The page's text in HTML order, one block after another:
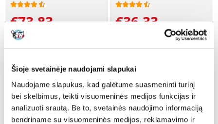
Šioje svetainėje naudojami slapukai
Naudojame slapukus, kad galėtume suasmeninti turinį
bei skelbimus, teikti visuomeninės medijos funkcijas ir
analizuoti srautą. Be to, svetainės naudojimo informaciją
bendriname su visuomeninės medijos, reklamavimo ir
€73.83
(6.15 € / kg)
ĮDĖTI Į KREPŠELĮ
€36.33
ĮDĖTI Į KREPŠELĮ